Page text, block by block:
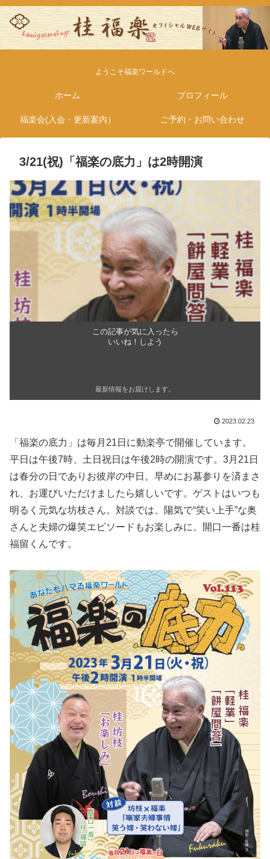
ようこそ福楽ワールドへ
ホーム プロフィール
福楽会(入会・更新案内） ご予約・お問い合わせ
3/21(祝)「福楽の底力」は2時開演
この記事が気に入ったら
いいね！しよう
最新情報をお届けします。
2023.02.23
「福楽の底力」は毎月21日に動楽亭で開催しています。
平日は午後7時、土日祝日は午後2時の開演です。3月21日
は春分の日でありお彼岸の中日。早めにお墓参りを済まさ
れ、お運びいただけましたら嬉しいです。ゲストはいつも
明るく元気な坊枝さん。対談では、陽気で“笑い上手”な奥
さんと夫婦の爆笑エピソードもお楽しみに。開口一番は桂
福留くんです。